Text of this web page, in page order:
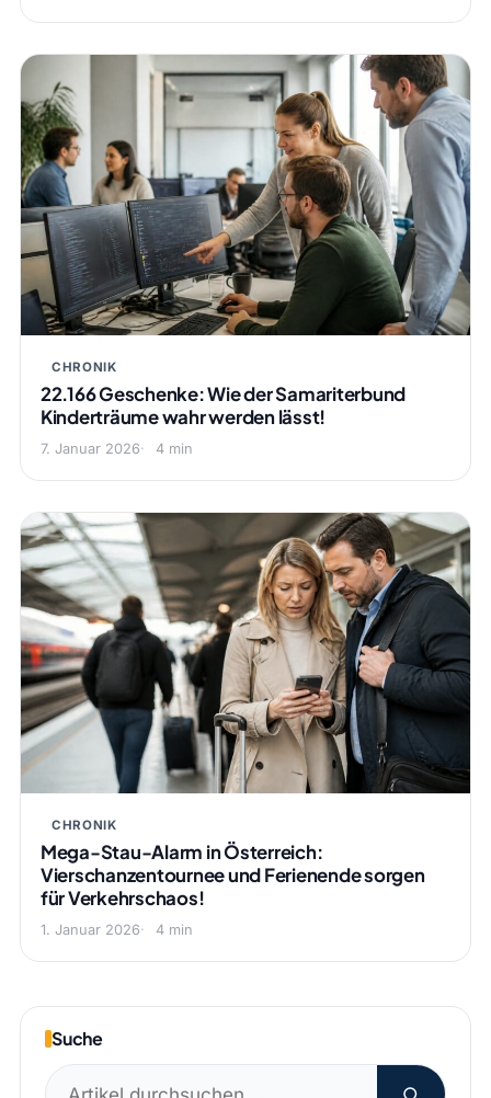
CHRONIK
22.166 Geschenke: Wie der Samariterbund
Kinderträume wahr werden lässt!
7. Januar 2026 4 min
CHRONIK
Mega-Stau-Alarm in Österreich:
Vierschanzentournee und Ferienende sorgen
für Verkehrschaos!
1. Januar 2026 4 min
Suche
Suchen